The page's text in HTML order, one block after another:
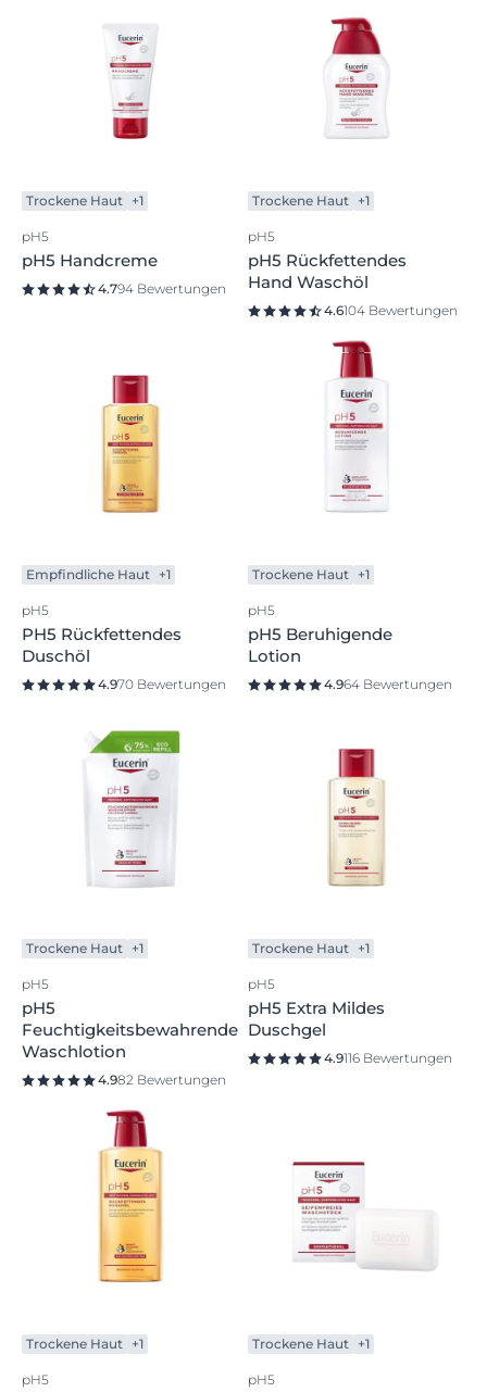
Trockene Haut +1
pH5
pH5 Handcreme
4.794 Bewertungen
Trockene Haut +1
pH5
pH5 Rückfettendes
Hand Waschöl
4.6104 Bewertungen
Empfindliche Haut +1
pH5
PH5 Rückfettendes
Duschöl
4.970 Bewertungen
Trockene Haut +1
pH5
pH5 Beruhigende
Lotion
4.964 Bewertungen
Trockene Haut +1
pH5
pH5
Feuchtigkeitsbewahrende
Waschlotion
4.982 Bewertungen
Trockene Haut +1
pH5
pH5 Extra Mildes
Duschgel
4.9116 Bewertungen
Trockene Haut +1
pH5
Trockene Haut +1
pH5